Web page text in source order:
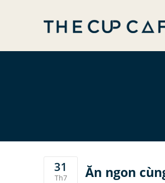
The Cup Cafe
31
Th7 Ăn ngon